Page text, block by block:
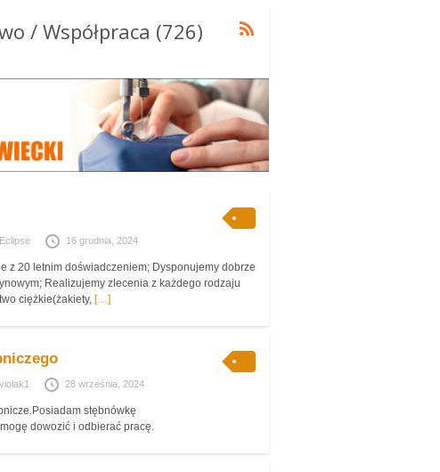
/ Współpraca (726)
Eclipse 16 grudnia, 2024
z 20 letnim doświadczeniem; Dysponujemy dobrze
Realizujemy zlecenia z każdego rodzaju
ciężkie(żakiety, […]
violak1 28 września, 2024
stębnówkę
dowozić i odbierać pracę.